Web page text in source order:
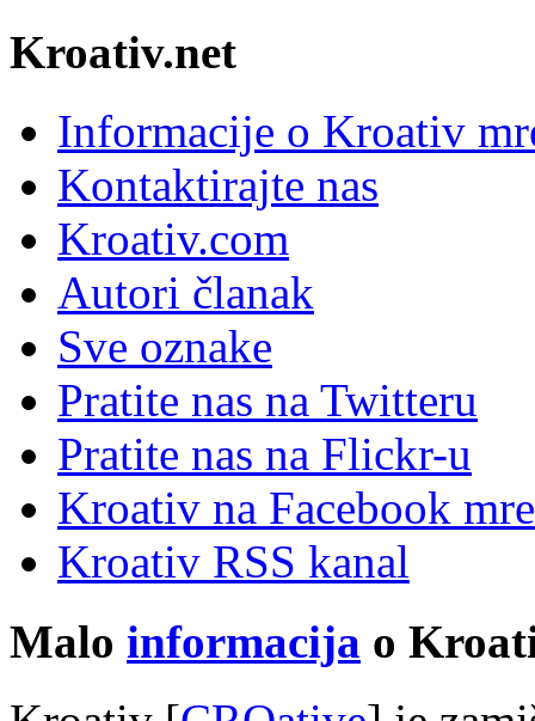
Kroativ.net
Informacije o Kroativ
Kontaktirajte nas
Kroativ.com
Autori članak
Sve oznake
Pratite nas na Twitteru
Pratite nas na Flickr-u
Kroativ na Facebook
Kroativ RSS kanal
Malo informacija o